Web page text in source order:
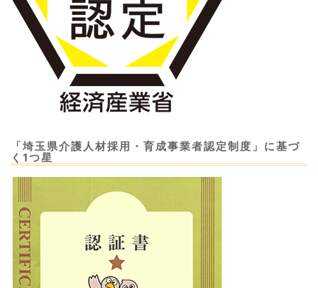
「埼玉県介護人材採用・育成事業者認定制度」に基づ
く1つ星